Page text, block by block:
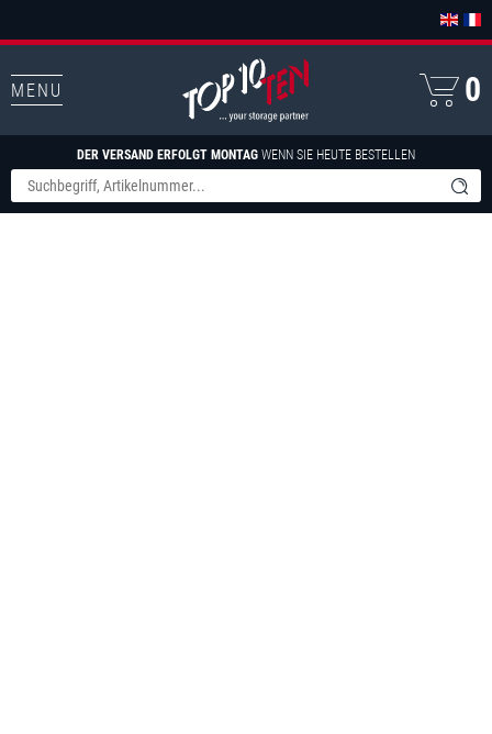
MENU
DER VERSAND ERFOLGT MONTAG WENN SIE HEUTE BESTELLEN
0